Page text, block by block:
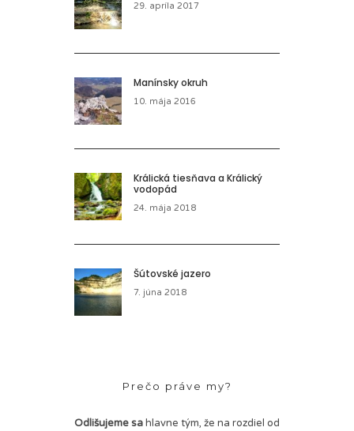
29. apríla 2017
Manínsky okruh
10. mája 2016
Králická tiesňava a Králický
vodopád
24. mája 2018
Šútovské jazero
7. júna 2018
Prečo práve my?
Odlišujeme sa hlavne tým, že na rozdiel od